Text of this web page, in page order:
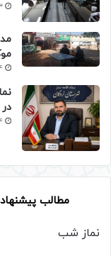
3
4
4
مطالب
نماز شب